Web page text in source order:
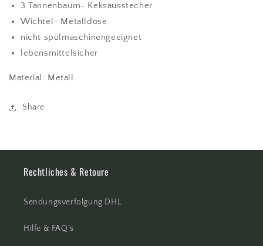
3 Tannenbaum- Keksausstecher
Wichtel- Metalldose
nicht spülmaschinengeeignet
lebensmittelsicher
Material: Metall
Share
Rechtliches & Retoure
Sendungsverfolgung DHL
Hilfe & FAQ´s